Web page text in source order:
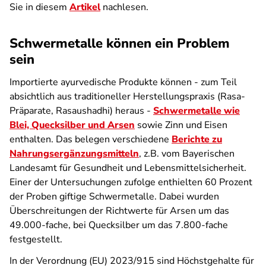
Sie in diesem Artikelnachlesen.
Schwermetalle können ein Problem
sein
Importierte ayurvedische Produkte können - zum Teil
absichtlich aus traditioneller Herstellungspraxis (Rasa-
Präparate, Rasaushadhi) heraus - Schwermetalle wie
Blei, Quecksilber und Arsen sowie Zinn und Eisen
enthalten. Das belegen verschiedene Berichte zu
Nahrungsergänzungsmitteln, z.B. vom Bayerischen
Landesamt für Gesundheit und Lebensmittelsicherheit.
Einer der Untersuchungen zufolge enthielten 60 Prozent
der Proben giftige Schwermetalle. Dabei wurden
Überschreitungen der Richtwerte für Arsen um das
49.000-fache, bei Quecksilber um das 7.800-fache
festgestellt.
In der Verordnung (EU) 2023/915 sind Höchstgehalte für